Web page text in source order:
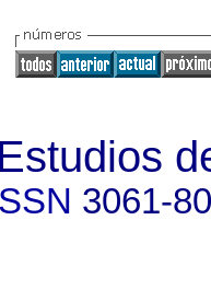
Estudios
3061-